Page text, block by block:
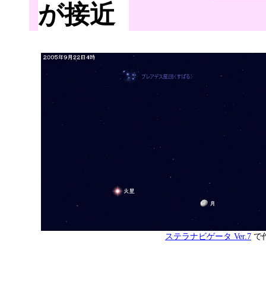
が接近
ステラナビゲータ Ver.7 で